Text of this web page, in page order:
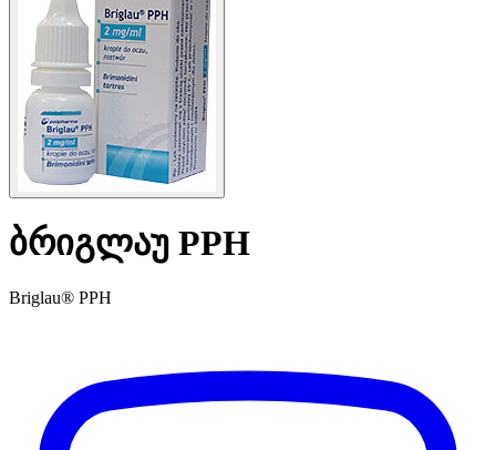
ბრიგლაუ PPH
Briglau® PPH